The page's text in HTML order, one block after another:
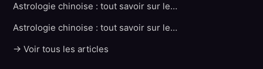
Astrologie chinoise : tout savoir sur le…
Astrologie chinoise : tout savoir sur le…
→ Voir tous les articles